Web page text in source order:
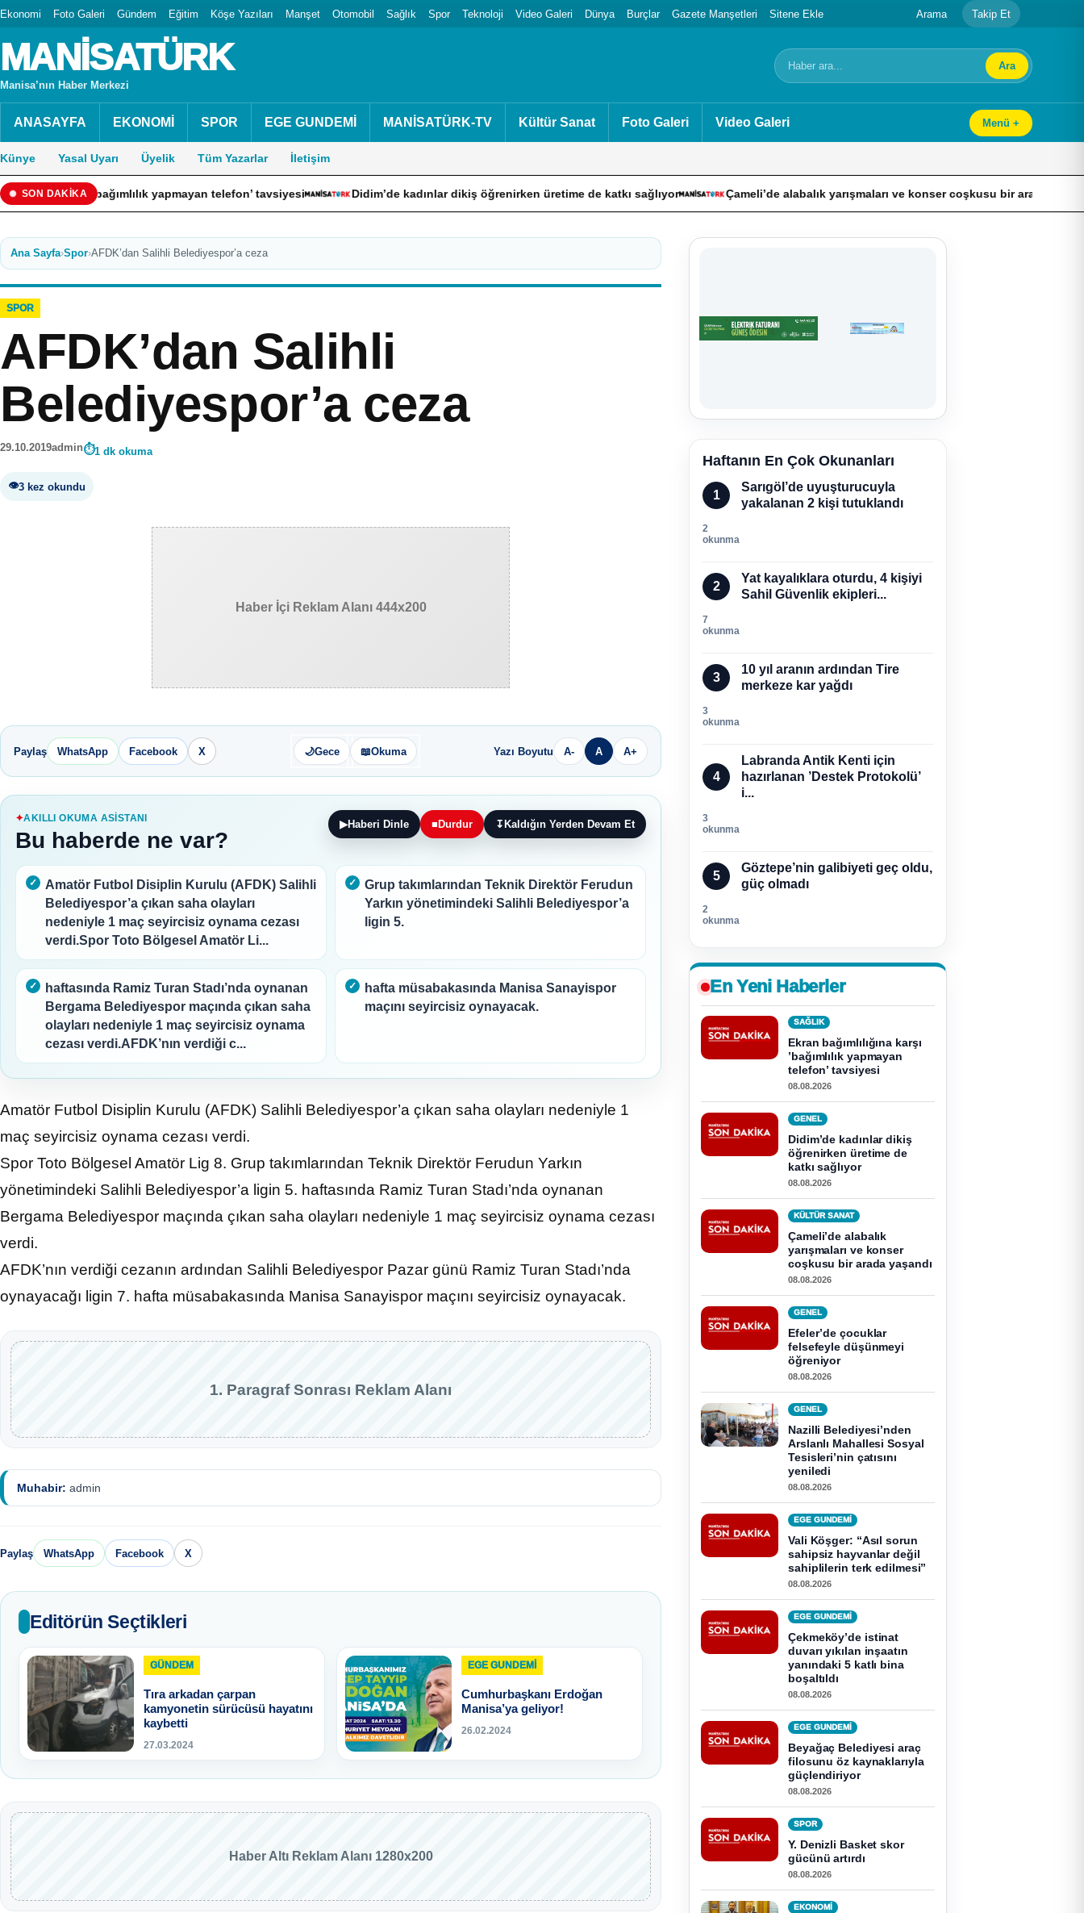
Ekonomi Foto Galeri Gündem Eğitim Köşe Yazıları Manşet Otomobil Sağlık Spor Teknoloji Video Galeri Dünya Burçlar Gazete Manşetleri Sitene Ekle Arama Takip Et
MANİSATÜRK
Manisa’nın Haber Merkezi
Arama Ara
ANASAYFA EKONOMİ SPOR EGE GUNDEMİ MANİSATÜRK-TV Kültür Sanat Foto Galeri Video Galeri Menü +
Künye Yasal Uyarı Üyelik Tüm Yazarlar İletişim
SON DAKİKA
karşı ’bağımlılık yapmayan telefon’ tavsiyesi Didim’de kadınlar dikiş öğrenirken üretime de katkı sağlıyor Çameli’de alabalık yarışmaları ve konser coşkusu bir arada yaşandı
Ana Sayfa›Spor›AFDK’dan Salihli Belediyespor’a ceza
SPOR
AFDK’dan Salihli
Belediyespor’a ceza
29.10.2019admin 1 dk okuma
3 kez okundu
Haber İçi Reklam Alanı 444x200
Paylaş WhatsApp Facebook X 🌙Gece 📖Okuma Yazı Boyutu A- A A+
AKILLI OKUMA ASISTANI
Bu haberde ne var?
▶Haberi Dinle ■ Durdur ↧ Kaldığın Yerden Devam Et
Amatör Futbol Disiplin Kurulu (AFDK) Salihli
Belediyespor’a çıkan saha olayları
nedeniyle 1 maç seyircisiz oynama cezası
verdi.Spor Toto Bölgesel Amatör Li...
Grup takımlarından Teknik Direktör Ferudun
Yarkın yönetimindeki Salihli Belediyespor’a
ligin 5.
haftasında Ramiz Turan Stadı’nda oynanan
Bergama Belediyespor maçında çıkan saha
olayları nedeniyle 1 maç seyircisiz oynama
cezası verdi.AFDK’nın verdiği c...
hafta müsabakasında Manisa Sanayispor
maçını seyircisiz oynayacak.
Amatör Futbol Disiplin Kurulu (AFDK) Salihli Belediyespor’a çıkan saha olayları nedeniyle 1
maç seyircisiz oynama cezası verdi.
Spor Toto Bölgesel Amatör Lig 8. Grup takımlarından Teknik Direktör Ferudun Yarkın
yönetimindeki Salihli Belediyespor’a ligin 5. haftasında Ramiz Turan Stadı’nda oynanan
Bergama Belediyespor maçında çıkan saha olayları nedeniyle 1 maç seyircisiz oynama cezası
verdi.
AFDK’nın verdiği cezanın ardından Salihli Belediyespor Pazar günü Ramiz Turan Stadı’nda
oynayacağı ligin 7. hafta müsabakasında Manisa Sanayispor maçını seyircisiz oynayacak.
1. Paragraf Sonrası Reklam Alanı
Muhabir: admin
Paylaş WhatsApp Facebook X
Editörün Seçtikleri
GÜNDEM
Tıra arkadan çarpan
kamyonetin sürücüsü hayatını
kaybetti
27.03.2024
EGE GUNDEMİ
Cumhurbaşkanı Erdoğan
Manisa’ya geliyor!
26.02.2024
Haber Altı Reklam Alanı 1280x200
Haftanın En Çok Okunanları
1
Sarıgöl’de uyuşturucuyla
yakalanan 2 kişi tutuklandı
2
okunma
2
Yat kayalıklara oturdu, 4 kişiyi
Sahil Güvenlik ekipleri...
7
okunma
3
10 yıl aranın ardından Tire
merkeze kar yağdı
3
okunma
4
Labranda Antik Kenti için
hazırlanan ’Destek Protokolü’
i...
3
okunma
5
Göztepe’nin galibiyeti geç oldu,
güç olmadı
2
okunma
En Yeni Haberler
SAĞLIK
Ekran bağımlılığına karşı
’bağımlılık yapmayan
telefon’ tavsiyesi
08.08.2026
GENEL
Didim’de kadınlar dikiş
öğrenirken üretime de
katkı sağlıyor
08.08.2026
KÜLTÜR SANAT
Çameli’de alabalık
yarışmaları ve konser
coşkusu bir arada yaşandı
08.08.2026
GENEL
Efeler’de çocuklar
felsefeyle düşünmeyi
öğreniyor
08.08.2026
GENEL
Nazilli Belediyesi’nden
Arslanlı Mahallesi Sosyal
Tesisleri’nin çatısını
yeniledi
08.08.2026
EGE GUNDEMİ
Vali Köşger: “Asıl sorun
sahipsiz hayvanlar değil
sahiplilerin terk edilmesi”
08.08.2026
EGE GUNDEMİ
Çekmeköy’de istinat
duvarı yıkılan inşaatın
yanındaki 5 katlı bina
boşaltıldı
08.08.2026
EGE GUNDEMİ
Beyağaç Belediyesi araç
filosunu öz kaynaklarıyla
güçlendiriyor
08.08.2026
SPOR
Y. Denizli Basket skor
gücünü artırdı
08.08.2026
EKONOMI